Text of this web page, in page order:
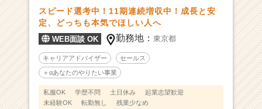
い
学
生
を
大
募
集
★
|
スピード選考中！11期連続増収中！成長と安
定、どっちも本気でほしい人へ
WEB面談 OK 勤務地：東京都
キャリアアドバイザー セールス
＋αあなたのやりたい事業
私服OK 学歴不問 土日休み
起業志望歓迎
未経験OK
転勤無し
残業少なめ